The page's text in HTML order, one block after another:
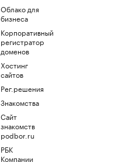
Облако для
бизнеса
Корпоративный
регистратор
доменов
Хостинг
сайтов
Рег.решения
Знакомства
Сайт
знакомств
podbor.ru
РБК
Компании